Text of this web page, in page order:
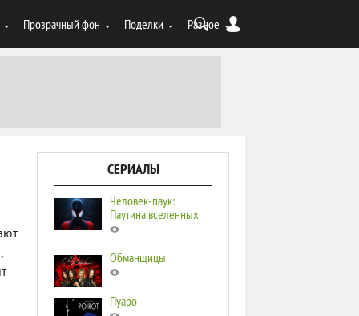
Прозрачный фон Поделки Разное
СЕРИАЛЫ
Человек-паук:
Паутина вселенных
Обманщицы
Пуаро